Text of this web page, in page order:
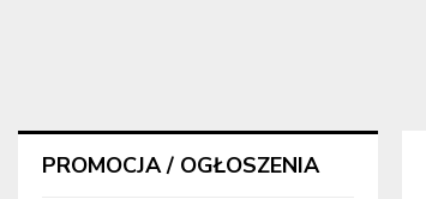
PROMOCJA / OGŁOSZENIA